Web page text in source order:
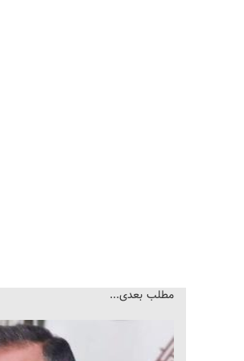
مطلب بعدی...